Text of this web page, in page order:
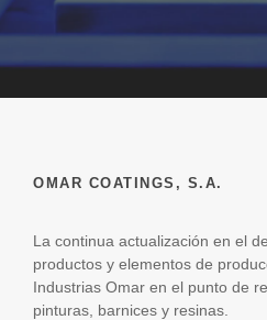
OMAR COATINGS, S.A.
La continua actualización en el
productos y elementos de
Industrias Omar en el punto de
pinturas, barnices y resinas.